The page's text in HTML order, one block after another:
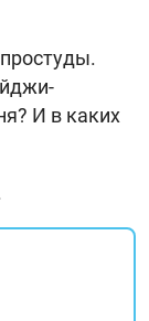
И в каких